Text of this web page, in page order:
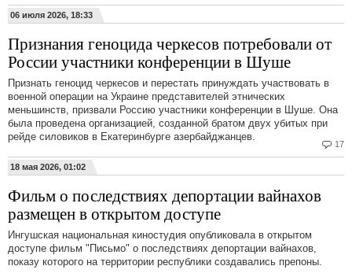
06 июля 2026, 18:33
17
Признания геноцида черкесов потребовали от
России участники конференции в Шуше
Признать геноцид черкесов и перестать принуждать участвовать в
военной операции на Украине представителей этнических
меньшинств, призвали Россию участники конференции в Шуше. Она
была проведена организацией, созданной братом двух убитых при
рейде силовиков в Екатеринбурге азербайджанцев.
18 мая 2026, 01:02
Фильм о последствиях депортации вайнахов
размещен в открытом доступе
Ингушская национальная киностудия опубликовала в открытом
доступе фильм "Письмо" о последствиях депортации вайнахов,
показу которого на территории республики создавались препоны.